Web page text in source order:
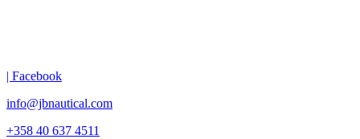
| Facebook
info@jbnautical.com
+358 40 637 4511